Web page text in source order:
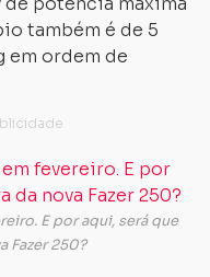
também é de 5
em ordem de
E por aqui, será que
Fazer 250?